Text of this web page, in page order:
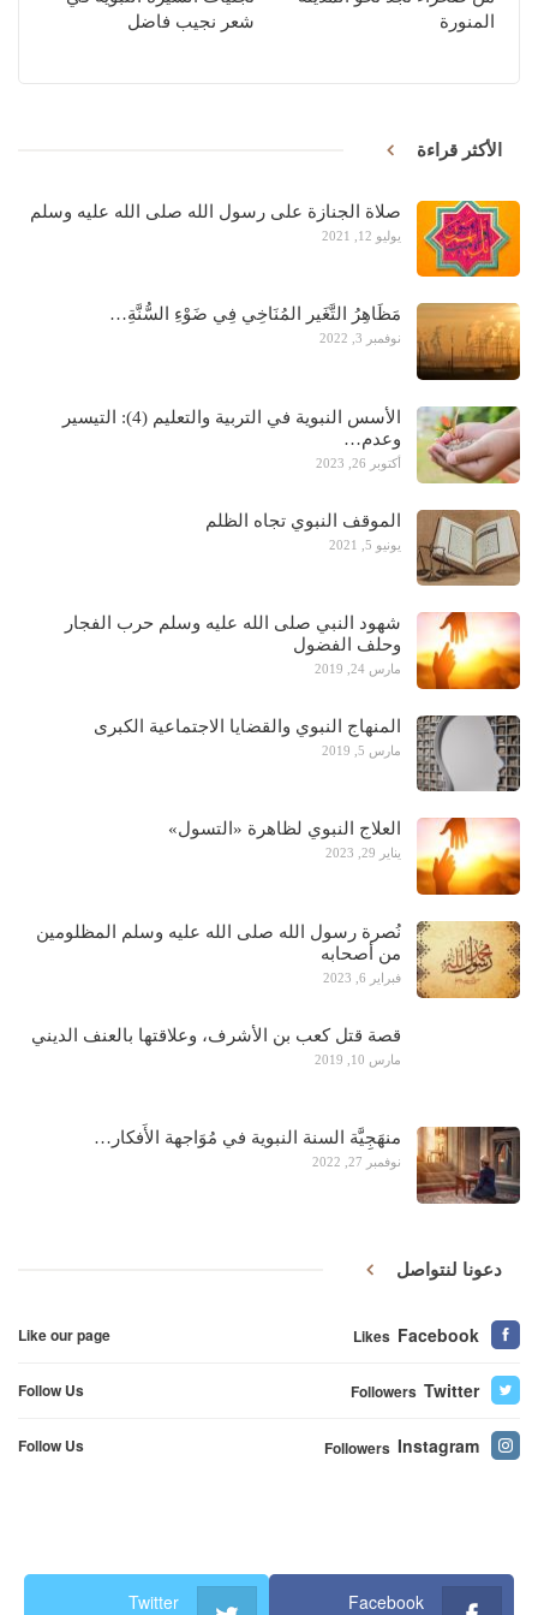
المنورة
شعر نجيب فاضل
الأكثر قراءة
صلاة الجنازة على رسول الله صلى الله عليه وسلم
يوليو 12, 2021
مَظَاهِرُ التَّغَير المُنَاخِي فِي ضَوْءِ السُّنَّةِ…
نوفمبر 3, 2022
الأسس النبوية في التربية والتعليم (4): التيسير
وعدم…
أكتوبر 26, 2023
الموقف النبوي تجاه الظلم
يونيو 5, 2021
شهود النبي صلى الله عليه وسلم حرب الفجار
وحلف الفضول
مارس 24, 2019
المنهاج النبوي والقضايا الاجتماعية الكبرى
مارس 5, 2019
العلاج النبوي لظاهرة «التسول»
يناير 29, 2023
نُصرة رسول الله صلى الله عليه وسلم المظلومين
من أصحابه
فبراير 6, 2023
قصة قتل كعب بن الأشرف، وعلاقتها بالعنف الديني
مارس 10, 2019
منهَجِيَّة السنة النبوية في مُوَاجهة الأَفكار…
نوفمبر 27, 2022
دعونا لنتواصل
Facebook
Likes
Like our page
Twitter
Followers
Follow Us
Instagram
Followers
Follow Us
Facebook
Twitter